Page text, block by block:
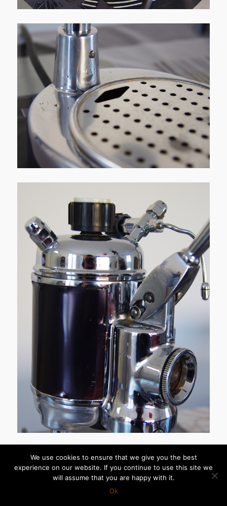
We use cookies to ensure that we give you the best
experience on our website. If you continue to use this site we
will assume that you are happy with it.
Ok